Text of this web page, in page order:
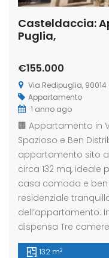
Casteldaccia:
Puglia,
€155.000
Via Redipuglia,
Appartamento
1 anno ago
🏢 Appartamento in
Spazioso e Ben
appartamento sito
circa 132 mq, ideale
casa comoda e
residenziale
dell’appartamento:
dispensa Tre
132 m2